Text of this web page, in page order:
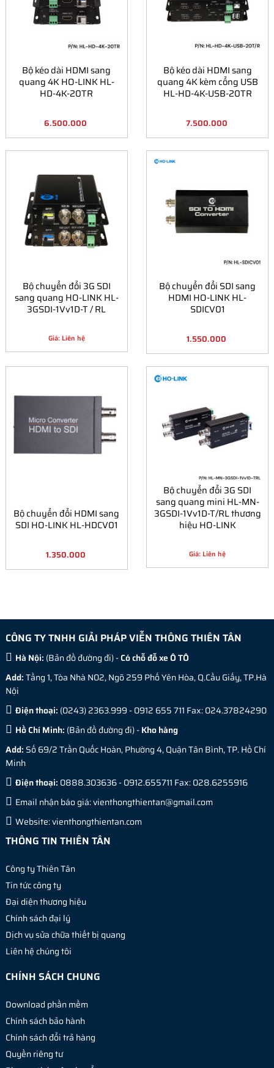
Bộ kéo dài HDMI sang
quang 4K HO-LINK HL-
HD-4K-20TR
6.500.000
Bộ kéo dài HDMI sang
quang 4K kèm cổng USB
HL-HD-4K-USB-20TR
7.500.000
Bộ chuyển đổi 3G SDI
sang quang HO-LINK HL-
3GSDI-1Vv1D-T / RL
Giá: Liên hệ
Bộ chuyển đổi SDI sang
HDMI HO-LINK HL-
SDICV01
1.550.000
Bộ chuyển đổi HDMI sang
SDI HO-LINK HL-HDCV01
1.350.000
Bộ chuyển đổi 3G SDI
sang quang mini HL-MN-
3GSDI-1Vv1D-T/RL thương
hiệu HO-LINK
Giá: Liên hệ
CÔNG TY TNHH GIẢI PHÁP VIỄN THÔNG THIÊN TÂN
Hà Nội: (Bản đồ đường đi) -Có chỗ đỗ xe Ô TÔ
Add:Tầng 1, Tòa Nhà N02, Ngõ 259 Phố Yên Hòa, Q.Cầu Giấy, TP.Hà
Nội
Điện thoại: (0243) 2363.999 - 0912 655 711 Fax: 024.37824290
Hồ Chí Minh: (Bản đồ đường đi) -Kho hàng
Add: Số 69/2 Trần Quốc Hoàn, Phường 4, Quận Tân Bình, TP. Hồ Chí
Minh
Điện thoại: 0888.303636 - 0912.655711 Fax: 028.6255916
Email nhận báo giá:vienthongthientan@gmail.com
Website:vienthongthientan.com
THÔNG TIN THIÊN TÂN
Công ty Thiên Tân
Tin tức công ty
Đại diện thương hiệu
Chính sách đại lý
Dịch vụ sửa chữa thiết bị quang
Liên hệ chúng tôi
CHÍNH SÁCH CHUNG
Download phần mềm
Chính sách bảo hành
Chính sách đổi trả hàng
Quyền riêng tư